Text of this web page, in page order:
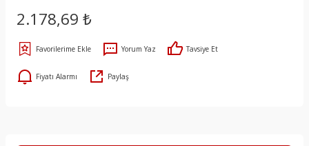
2.178,69 ₺
Yorum Yaz Tavsiye Et
Fiyatı Alarmı Paylaş